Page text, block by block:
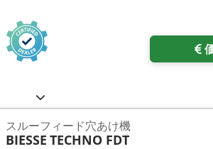
スルーフィード穴あけ機
BIESSE TECHNO FDT